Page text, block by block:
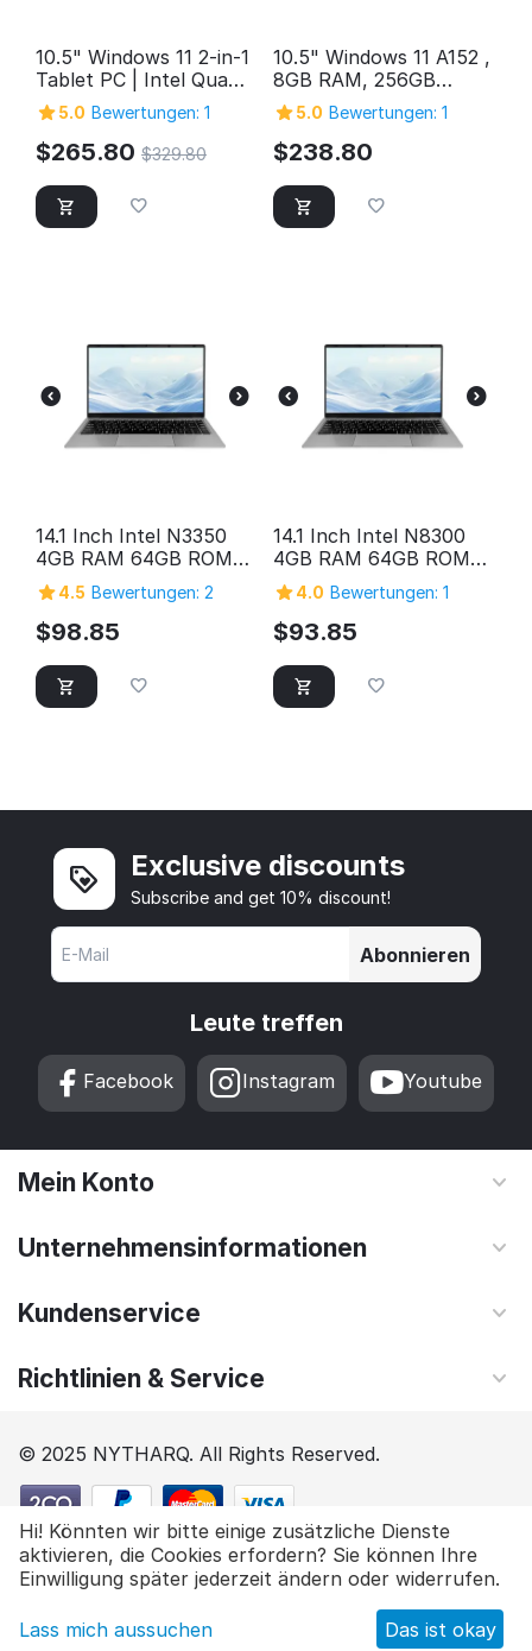
$93.85 Add to cart
10.5" Windows 11 2-in-1
Tablet PC | Intel Quad-
Core, 12GB RAM, 1TB
Storage
5.0 Bewertungen: 1
$265.80 $329.80
10.5" Windows 11 A152 ,
8GB RAM, 256GB
Storage, FHD Intel
Quad-Core 2in1
Windows Tablet PC,
SuperSpeed USB 3.0,
Micro HDMI, 5MP &
2MP Cameras,
5.0 Bewertungen: 1
$238.80
14.1 Inch Intel N3350
4GB RAM 64GB ROM
HD Screen Laptop
Computer Pc Personal
Home Cheap Laptop
4.5 Bewertungen: 2
$98.85
14.1 Inch Intel N8300
4GB RAM 64GB ROM
HD Screen Laptop
Computer Pc Personal
Home Cheap Laptop
4.0 Bewertungen: 1
$93.85
Exclusive discounts
Subscribe and get 10% discount!
Abonnieren
Leute treffen
Facebook Instagram Youtube
Mein Konto
Unternehmensinformationen
Kundenservice
Richtlinien & Service
© 2025 NYTHARQ. All Rights Reserved.
Hi! Könnten wir bitte einige zusätzliche Dienste
aktivieren, die Cookies erfordern? Sie können Ihre
Einwilligung später jederzeit ändern oder widerrufen.
Lass mich aussuchen Das ist okay